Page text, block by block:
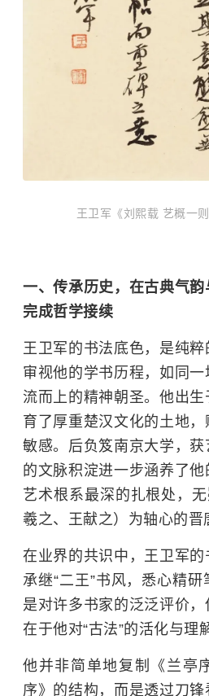
王卫军《刘熙载 艺概一
一、传承历史，在古典气
完成哲学接续
王卫军的书法底色，是纯粹
审视他的学书历程，如同
流而上的精神朝圣。他出
育了厚重楚汉文化的土地
敏感。后负笈南京大学 ，
的文脉积淀进一步涵养了
艺术根系最深的扎根处，
羲之、 王献之）为轴心的晋
在业界的共识中，王卫军的
承继“二王”书风，悉心精
是对许多书家的泛泛评价
在于他对“古法”的活化与理
他并非简单地复制《兰亭
序》的结构，而是透过刀